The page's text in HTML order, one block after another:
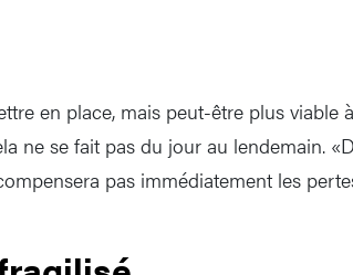
en place, mais peut-être plus viable
ne se fait pas du jour au lendemain.
pas immédiatement les